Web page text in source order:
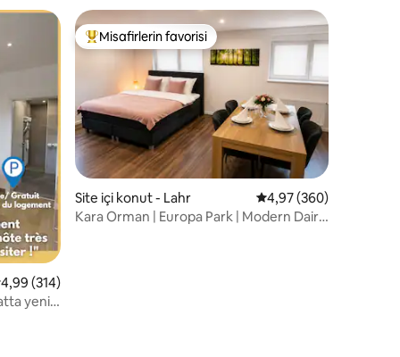
arasında
ortalama 4,99 puan, 314 değerlendirme
4,99 (314)
yeni
Misafirlerin favorilerinden en beğenilenler arasında
Misafirlerin favorisi
Site içi konut - Lahr 5 üzerinden ortalama
4,97 (360)
Kara Orman | Europa Park | Modern Daire